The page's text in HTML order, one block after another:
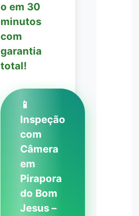
o em 30
minutos
com
garantia
total!
📱
Inspeção
com
Câmera
em
Pirapora
do Bom
Jesus –